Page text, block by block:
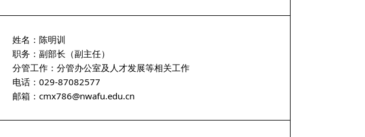
姓名：陈明训
职务：副部长（副主任）
分管工作：分管办公室及人才发展等相关工作
电话：029-87082577
邮箱： cmx786@nwafu.edu.cn